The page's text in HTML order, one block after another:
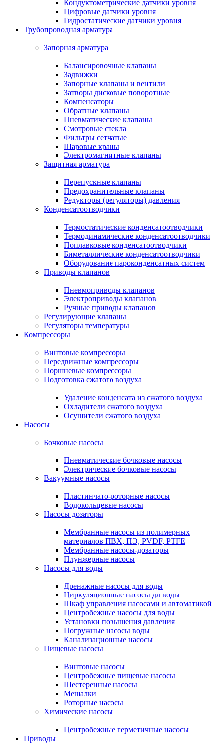
Кондуктометрические датчики уровня
Цифровые датчики уровня
Гидростатические датчики уровня
Трубопроводная арматура
Запорная арматура
Балансировочные клапаны
Задвижки
Запорные клапаны и вентили
Затворы дисковые поворотные
Компенсаторы
Обратные клапаны
Пневматические клапаны
Смотровые стекла
Фильтры сетчатые
Шаровые краны
Электромагнитные клапаны
Защитная арматура
Перепускные клапаны
Предохранительные клапаны
Редукторы (регуляторы) давления
Конденсатоотводчики
Термостатические конденсатоотводчики
Термодинамические конденсатоотводчики
Поплавковые конденсатоотводчики
Биметаллические конденсатоотводчики
Оборудование пароконденсатных систем
Приводы клапанов
Пневмоприводы клапанов
Электроприводы клапанов
Ручные приводы клапанов
Регулирующие клапаны
Регуляторы температуры
Компрессоры
Винтовые компрессоры
Передвижные компрессоры
Поршневые компрессоры
Подготовка сжатого воздуха
Удаление конденсата из сжатого воздуха
Охладители сжатого воздуха
Осушители сжатого воздуха
Насосы
Бочковые насосы
Пневматические бочковые насосы
Электрические бочковые насосы
Вакуумные насосы
Пластинчато-роторные насосы
Водокольцевые насосы
Насосы дозаторы
Мембранные насосы из полимерных
материалов ПВХ, ПЭ, PVDF, PTFE
Мембранные насосы-дозаторы
Плунжерные насосы
Насосы для воды
Дренажные насосы для воды
Циркуляционные насосы дл воды
Шкаф управления насосами и автоматикой
Центробежные насосы для воды
Установки повышения давления
Погружные насосы воды
Канализационные насосы
Пищевые насосы
Винтовые насосы
Центробежные пищевые насосы
Шестеренные насосы
Мешалки
Роторные насосы
Химические насосы
Центробежные герметичные насосы
Приводы